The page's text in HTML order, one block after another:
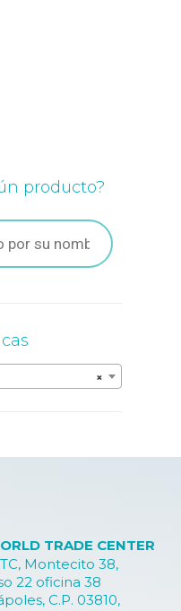
producto?
×
TRADE CENTER
Montecito 38,
22 oficina 38
C.P. 03810,